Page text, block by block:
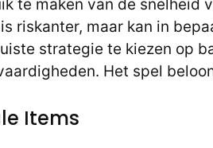
te maken van de snelheid
riskanter, maar kan in
strategie te kiezen op
Het spel
Items